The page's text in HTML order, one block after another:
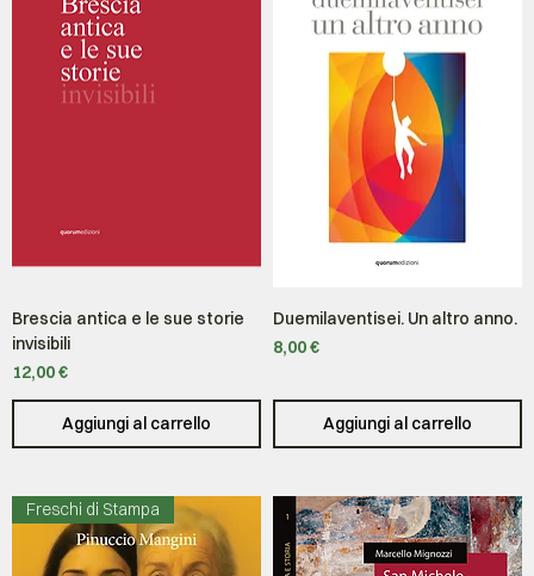
Brescia antica e le sue storie
invisibili
Prezzo
12,00 €
Aggiungi al carrello
Duemilaventisei. Un altro anno.
Prezzo
8,00 €
Aggiungi al carrello
Freschi di Stampa